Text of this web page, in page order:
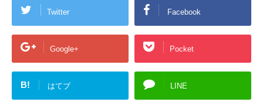
Twitter Facebook
Google+ Pocket
B! はてブ LINE